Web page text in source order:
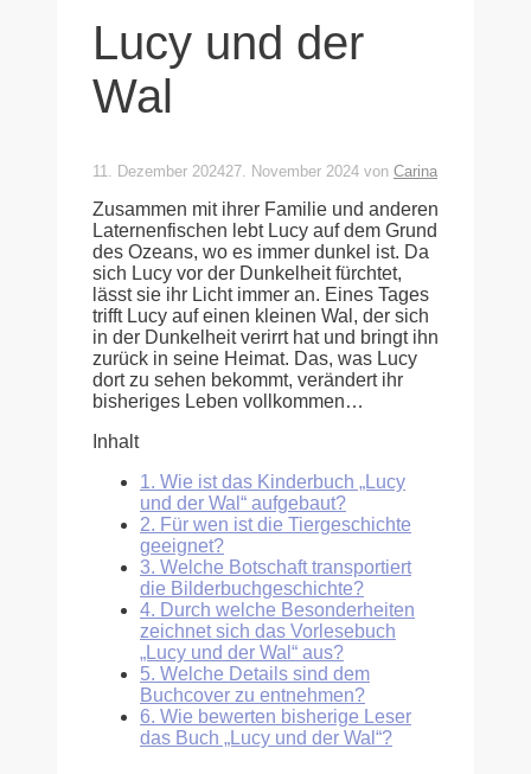
Lucy und der
Wal
11. Dezember 202427. November 2024 von Carina
Zusammen mit ihrer Familie und anderen
Laternenfischen lebt Lucy auf dem Grund
des Ozeans, wo es immer dunkel ist. Da
sich Lucy vor der Dunkelheit fürchtet,
lässt sie ihr Licht immer an. Eines Tages
trifft Lucy auf einen kleinen Wal, der sich
in der Dunkelheit verirrt hat und bringt ihn
zurück in seine Heimat. Das, was Lucy
dort zu sehen bekommt, verändert ihr
bisheriges Leben vollkommen…
Inhalt
1. Wie ist das Kinderbuch „Lucy
und der Wal“ aufgebaut?
2. Für wen ist die Tiergeschichte
geeignet?
3. Welche Botschaft transportiert
die Bilderbuchgeschichte?
4. Durch welche Besonderheiten
zeichnet sich das Vorlesebuch
„Lucy und der Wal“ aus?
5. Welche Details sind dem
Buchcover zu entnehmen?
6. Wie bewerten bisherige Leser
das Buch „Lucy und der Wal“?